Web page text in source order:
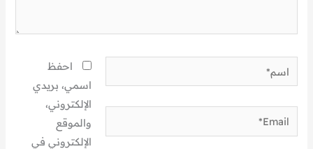
اسم*
Email*
احفظ
اسمي، بريدي
الإلكتروني،
والموقع
الإلكتروني في